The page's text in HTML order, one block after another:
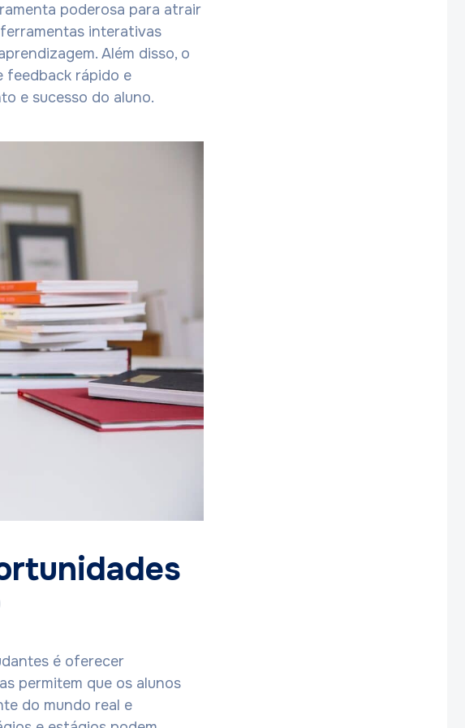
poderosa para atrair
interativas
Além disso, o
feedback rápido e
e sucesso do aluno.
é oferecer
permitem que os alunos
do mundo real e